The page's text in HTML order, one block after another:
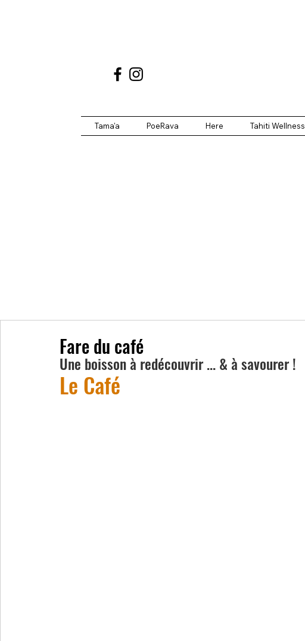
Tama'a PoeRava Here Tahiti Wellness
Fare du café
Une boisson à redécouvrir ... & à savourer !
Le Café